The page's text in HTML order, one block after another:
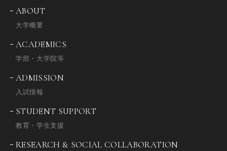
ABOUT
大学概要
ACADEMICS
学部・大学院等
ADMISSION
入試情報
STUDENT SUPPORT
教育・学生支援
RESEARCH & SOCIAL COLLABORATION